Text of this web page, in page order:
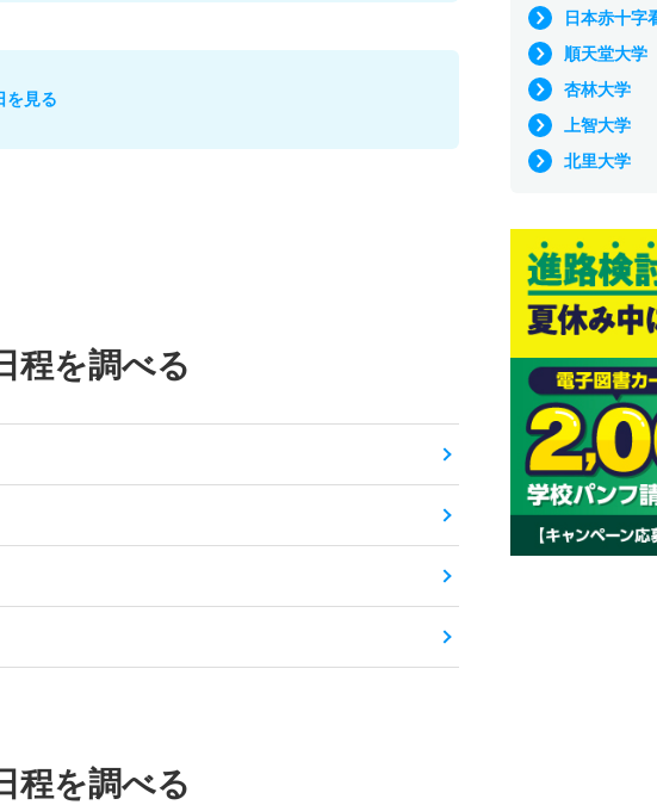
を見る
程を調べる
程を調べる
日本赤十字
順天堂大学
杏林大学
上智大学
北里大学